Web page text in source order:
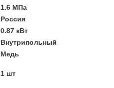
1.6 МПа
Россия
0.87 кВт
Внутрипольный
Медь
1 шт